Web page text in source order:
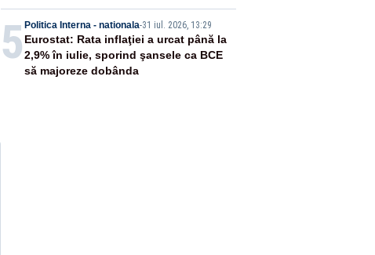
continue consolidarea stabilității
economice și financiare
5 Politica Interna - nationala-31 iul. 2026, 13:29
Eurostat: Rata inflaţiei a urcat până la
2,9% în iulie, sporind şansele ca BCE
să majoreze dobânda